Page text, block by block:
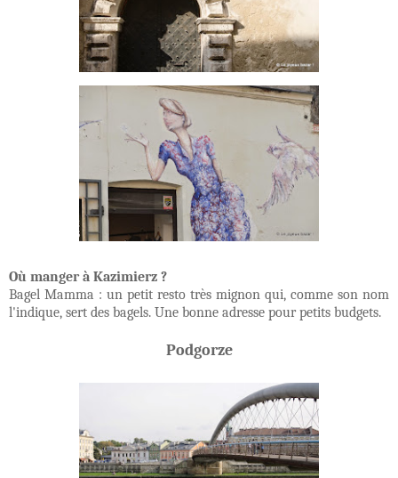
Où manger à Kazimierz ?
Bagel Mamma : un petit resto très mignon qui, comme son nom
l'indique, sert des bagels. Une bonne adresse pour petits budgets.
Podgorze